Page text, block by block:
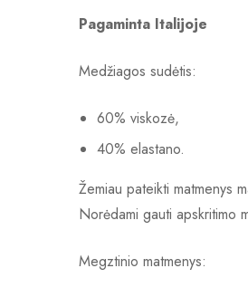
Pagaminta Italijoje
Medžiagos sudėtis:
60% viskozė,
40% elastano.
Žemiau pateikti matmenys
Norėdami gauti apskritimo
Megztinio matmenys: